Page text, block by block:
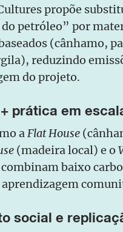
propõe
petróleo” por
(cânhamo,
reduzindo
do projeto.
prática em
aFlat House
(madeira local) e o
combinam baixo
social e